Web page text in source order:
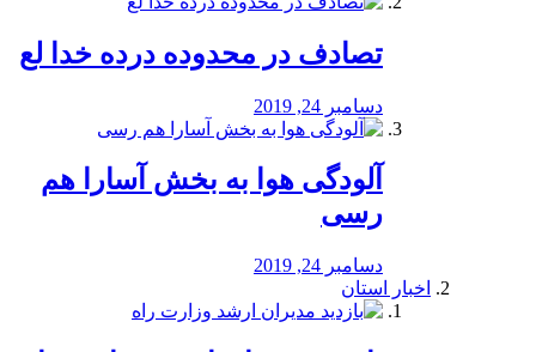
تصادف در محدوده درده خدا لع
دسامبر 24, 2019
آلودگی هوا به بخش آسارا هم
رسی
دسامبر 24, 2019
اخبار استان